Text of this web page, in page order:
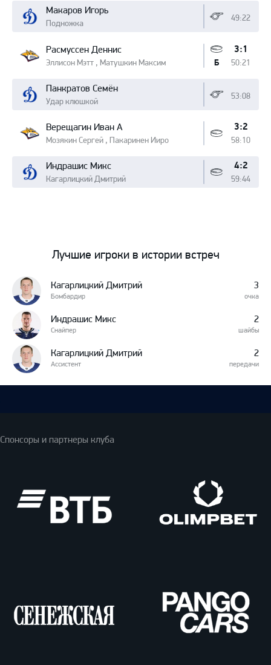
Макаров Игорь
Подножка
49:22
Расмуссен Деннис
Эллисон Мэтт , Матушкин Максим
3:1
50:21
Б
Панкратов Семён
Удар клюшкой
53:08
Верещагин Иван А
Мозякин Сергей , Пакаринен Ииро
3:2
58:10
Индрашис Микс
Кагарлицкий Дмитрий
4:2
59:44
Лучшие игроки в истории встреч
3
очка
Кагарлицкий Дмитрий
Бомбардир
2
шайбы
Индрашис Микс
Снайпер
2
передачи
Кагарлицкий Дмитрий
Ассистент
Спонсоры и партнеры клуба